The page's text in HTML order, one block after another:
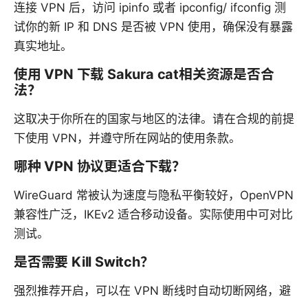
连接 VPN 后，访问 ipinfo 或者 ipconfig/ ifconfig 测
试你的新 IP 和 DNS 是否被 VPN 使用，确保没有暴露
真实地址。
使用 VPN 下载 Sakura cat相关资源是否合
法？
这取决于你所在的国家与地区的法律。请在合规的前提
下使用 VPN，并遵守所在网站的使用条款。
哪种 VPN 协议更适合下载？
WireGuard 常被认为速度与隐私平衡较好，OpenVPN
兼容性广泛，IKEv2 适合移动设备。实际使用中可对比
测试。
是否需要 Kill Switch？
强烈推荐开启，可以在 VPN 断线时自动切断网络，避